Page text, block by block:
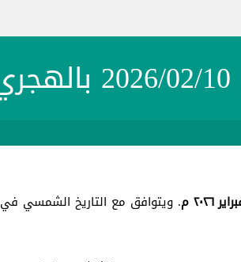
. ويتوافق مع التاريخ الشمسي في 21 الدلو 1404 ، جميع هذه التواريخ في يوم